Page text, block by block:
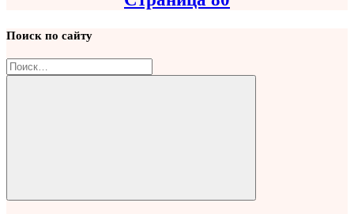
Поиск по сайту
Найти:
Поиск